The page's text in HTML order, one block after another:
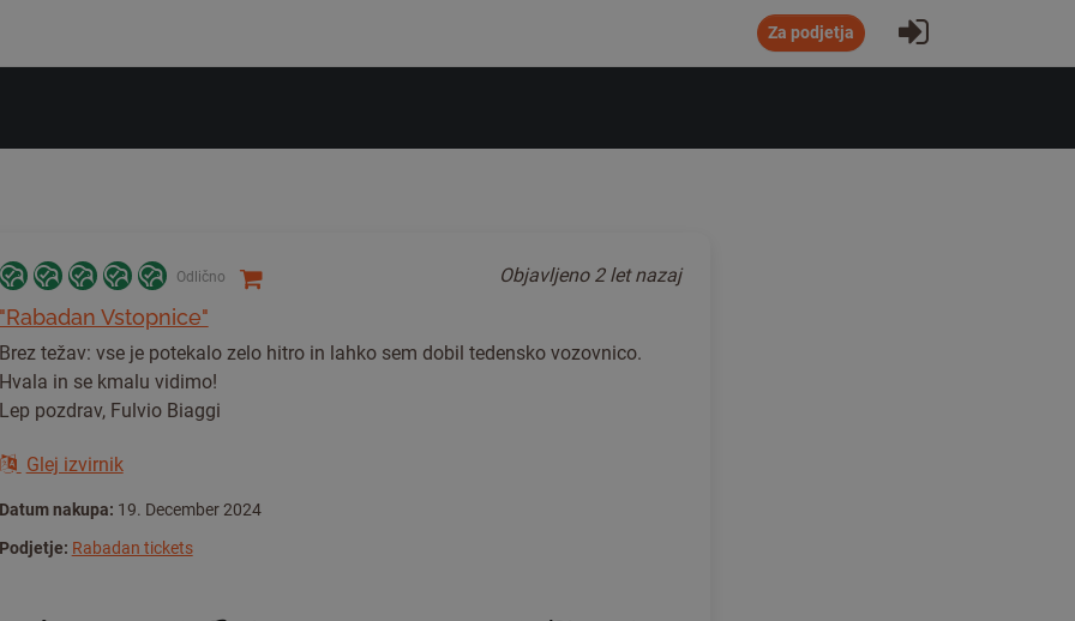
Za podjetja Prijavi se
Odlično Objavljeno 2 let nazaj
"Rabadan Vstopnice"
Brez težav: vse je potekalo zelo hitro in lahko sem dobil tedensko vozovnico.
Hvala in se kmalu vidimo!
Lep pozdrav, Fulvio Biaggi
Glej izvirnik
Datum nakupa: 19. December 2024
Podjetje: Rabadan tickets